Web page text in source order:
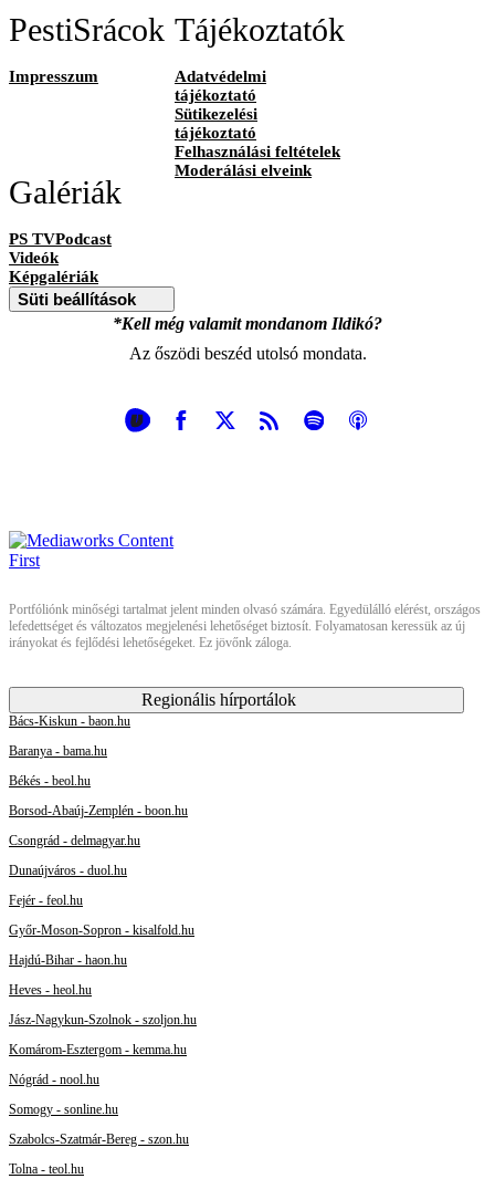
PestiSrácok
Impresszum
Tájékoztatók
Adatvédelmi
tájékoztató
Sütikezelési
tájékoztató
Felhasználási feltételek
Moderálási elveink
Galériák
PS TVPodcast
Videók
Képgalériák
Süti beállítások
*Kell még valamit mondanom Ildikó?
Az őszödi beszéd utolsó mondata.
Portfóliónk minőségi tartalmat jelent minden olvasó számára. Egyedülálló elérést, országos
lefedettséget és változatos megjelenési lehetőséget biztosít. Folyamatosan keressük az új
irányokat és fejlődési lehetőségeket. Ez jövőnk záloga.
Regionális hírportálok
Bács-Kiskun - baon.hu
Baranya - bama.hu
Békés - beol.hu
Borsod-Abaúj-Zemplén - boon.hu
Csongrád - delmagyar.hu
Dunaújváros - duol.hu
Fejér - feol.hu
Győr-Moson-Sopron - kisalfold.hu
Hajdú-Bihar - haon.hu
Heves - heol.hu
Jász-Nagykun-Szolnok - szoljon.hu
Komárom-Esztergom - kemma.hu
Nógrád - nool.hu
Somogy - sonline.hu
Szabolcs-Szatmár-Bereg - szon.hu
Tolna - teol.hu